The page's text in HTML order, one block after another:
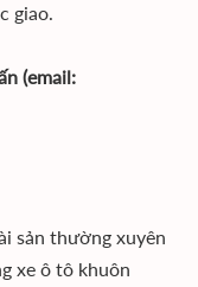
giao.
(email:
sản thường xuyên
xe ô tô khuôn